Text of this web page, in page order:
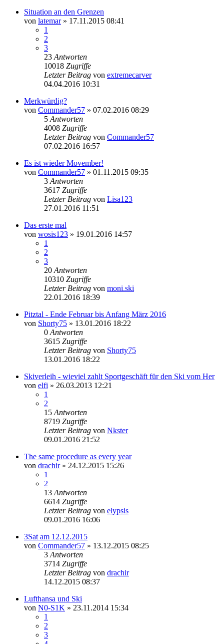
Situation an den Grenzen
von latemar» 17.11.2015 08:41
1
2
3
23 Antworten
10018 Zugriffe
Letzter Beitrag von extremecarver
04.04.2016 10:31
Merkwürdig?
von Commander57 » 07.02.2016 08:29
5 Antworten
4008 Zugriffe
Letzter Beitrag von Commander57
07.02.2016 16:57
Es ist wieder Movember!
von Commander57 » 01.11.2015 09:35
3 Antworten
3617 Zugriffe
Letzter Beitrag von Lisa123
27.01.2016 11:51
Das erste mal
von wosis123 » 19.01.2016 14:57
1
2
3
20 Antworten
10310 Zugriffe
Letzter Beitrag von moni.ski
22.01.2016 18:39
Pitztal - Ende Februar bis Anfang März 2016
von Shorty75 » 13.01.2016 18:22
0 Antworten
3615 Zugriffe
Letzter Beitrag von Shorty75
13.01.2016 18:22
Skiverleih - wieviel zahlt Sportgeschäft für den Ski vom Her
von elfi » 26.03.2013 12:21
1
2
15 Antworten
8719 Zugriffe
Letzter Beitrag von Nkster
09.01.2016 21:52
The same procedure as every year
von drachir» 24.12.2015 15:26
1
2
13 Antworten
6614 Zugriffe
Letzter Beitrag von elypsis
09.01.2016 16:06
3Sat am 12.12.2015
von Commander57 » 13.12.2015 08:25
3 Antworten
3714 Zugriffe
Letzter Beitrag von drachir
14.12.2015 08:37
Lufthansa und Ski
von N0-S1K » 23.11.2014 15:34
1
2
3